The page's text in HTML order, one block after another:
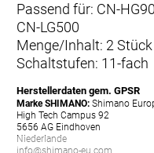
Passend für: CN-
CN-LG500
Menge/Inhalt: 2 Stück
Schaltstufen: 11-fach
Herstellerdaten gem. GPSR
Marke SHIMANO: Shimano
High Tech Campus 92
5656 AG Eindhoven
Niederlande
info@shimano-eu.com